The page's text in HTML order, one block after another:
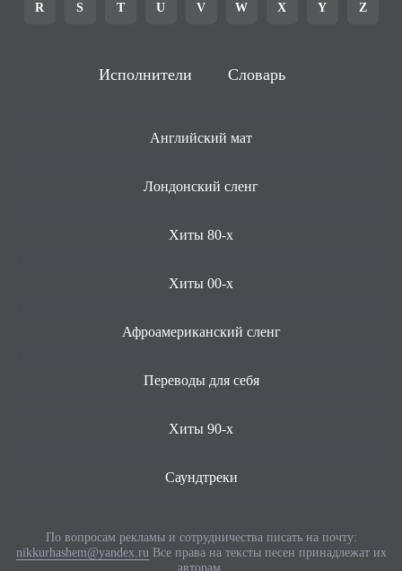
R S T U V W X Y Z
Исполнители Словарь
Английский мат
Лондонский сленг
Хиты 80-х
Хиты 00-х
Афроамериканский сленг
Переводы для себя
Хиты 90-х
Саундтреки
По вопросам рекламы и сотрудничества писать на почту:
nikkurhashem@yandex.ruВсе права на тексты песен принадлежат их
авторам.